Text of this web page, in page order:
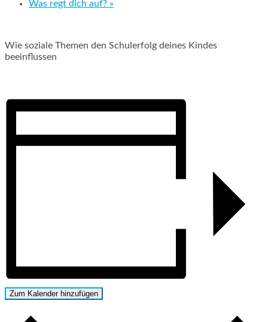
Was regt dich auf? »
Wie soziale Themen den Schulerfolg deines Kindes
beeinflussen
Zum Kalender hinzufügen